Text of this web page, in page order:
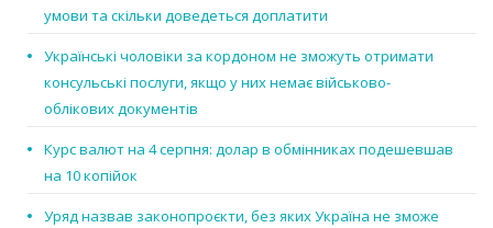
умови та скільки доведеться доплатити
Українські чоловіки за кордоном не зможуть отримати
консульські послуги, якщо у них немає військово-
облікових документів
Курс валют на 4 серпня: долар в обмінниках подешевшав
на 10 копійок
Уряд назвав законопроєкти, без яких Україна не зможе